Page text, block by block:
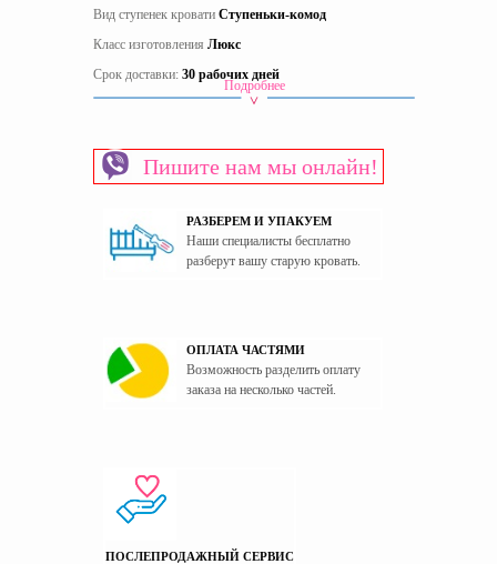
Вид ступенек кровати Ступеньки-комод
Класс изготовления Люкс
Срок доставки: 30 рабочих дней
Двухъярусные кровати
Материал изготовления фасада
МДФ
Страна производитель Украина
Подробнее
Пишите нам мы онлайн!
РАЗБЕРЕМ И УПАКУЕМ
Наши специалисты бесплатно
разберут вашу старую кровать.
ОПЛАТА ЧАСТЯМИ
Возможность разделить оплату
заказа на несколько частей.
ПОСЛЕПРОДАЖНЫЙ СЕРВИС